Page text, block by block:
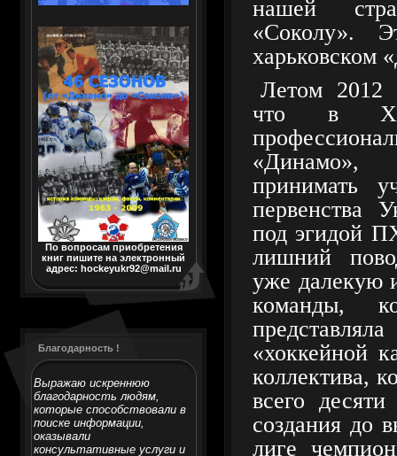
По вопросам приобретения
книг пишите на электронный
адрес: hockeyukr92@mail.ru
Благодарность !
Выражаю искреннюю
благодарность людям,
которые способствовали в
поиске информации,
оказывали
консультативные услуги и
нашей
«Соколу».
харьковском
Летом 2012
что в
принимать
первенства
под эгидой
лишний
уже далекую
команды,
представляла
«хоккейной
коллектива,
всего
создания до
лиге